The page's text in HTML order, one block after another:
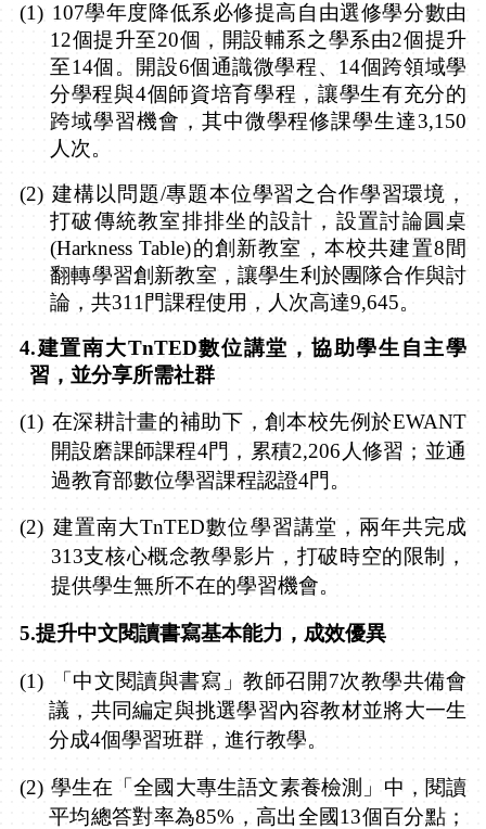
(1) 107學年度降低系必修提高自由選修學分數由
12個提升至20個，開設輔系之學系由2個提升
至14個。開設6個通識微學程、 14個跨領域學
分學程與4個師資培育學程，讓學生有充分的
跨域學習機會，其中微學程修課學生達3,150
人次。
(2) 建構以問題/專題本位學習之合作學習環境，
打破傳統教室排排坐的設計，設置討論圓桌
(Harkness Table)的創新教室，本校共建置8間
翻轉學習創新教室，讓學生利於團隊合作與討
論，共311 門課程使用，人次高達9,645。
4.建置南大TnTED數位講堂，協助學生自主學
習，並分享所需社群
(1) 在深耕計畫的補助下，創本校先例於EWANT
開設磨課師課程4門，累積2,206 人修習；並通
過教育部數位學習課程認證4門。
(2) 建置南大TnTED數位學習講堂，兩年共完成
313支核心概念教學影片，打破時空的限制，
提供學生無所不在的學習機會。
5.提升中文閱讀書寫基本能力，成效優異
(1) 「中文閱讀與書寫」教師召開7次教學共備會
議，共同編定與挑選學習內容教材並將大一生
分成4個學習班群，進行教學。
(2) 學生在「全國大專生語文素養檢測」中，閱讀
平均總答對率為85% ，高出全國13個百分點；